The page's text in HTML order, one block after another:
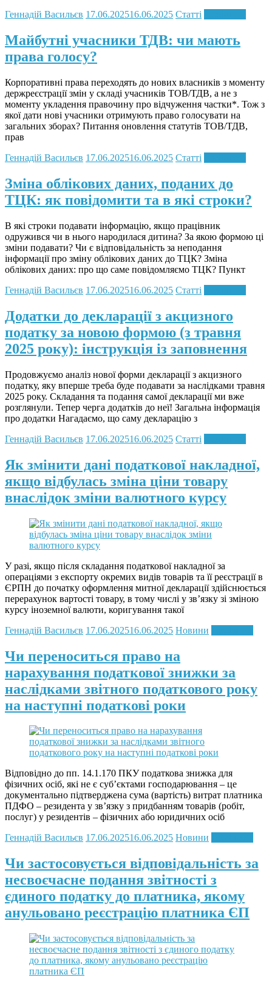
Геннадій Васильєв 17.06.202516.06.2025 Статті
Майбутні учасники ТДВ: чи мають
права голосу?
Корпоративні права переходять до нових власників з моменту
держреєстрації змін у складі учасників ТОВ/ТДВ, а не з
моменту укладення правочину про відчуження частки*. Тож з
якої дати нові учасники отримують право голосувати на
загальних зборах? Питання оновлення статутів ТОВ/ТДВ,
прав
Геннадій Васильєв 17.06.202516.06.2025 Статті
Зміна облікових даних, поданих до
ТЦК: як повідомити та в які строки?
В які строки подавати інформацію, якщо працівник
одружився чи в нього народилася дитина? За якою формою ці
зміни подавати? Чи є відповідальність за неподання
інформації про зміну облікових даних до ТЦК? Зміна
облікових даних: про що саме повідомляємо ТЦК? Пункт
Геннадій Васильєв 17.06.202516.06.2025 Статті
Додатки до декларації з акцизного
податку за новою формою (з травня
2025 року): інструкція із заповнення
Продовжуємо аналіз нової форми декларації з акцизного
податку, яку вперше треба буде подавати за наслідками травня
2025 року. Складання та подання самої декларації ми вже
розглянули. Тепер черга додатків до неї! Загальна інформація
про додатки Нагадаємо, що саму декларацію з
Геннадій Васильєв 17.06.202516.06.2025 Статті
Як змінити дані податкової накладної,
якщо відбулась зміна ціни товару
внаслідок зміни валютного курсу
У разі, якщо після складання податкової накладної за
операціями з експорту окремих видів товарів та її реєстрації в
ЄРПН до початку оформлення митної декларації здійснюється
перерахунок вартості товару, в тому числі у зв’язку зі зміною
курсу іноземної валюти, коригування такої
Геннадій Васильєв 17.06.202516.06.2025 Новини
Чи переноситься право на
нарахування податкової знижки за
наслідками звітного податкового року
на наступні податкові роки
Відповідно до пп. 14.1.170 ПКУ податкова знижка для
фізичних осіб, які не є суб’єктами господарювання – це
документально підтверджена сума (вартість) витрат платника
ПДФО – резидента у зв’язку з придбанням товарів (робіт,
послуг) у резидентів – фізичних або юридичних осіб
Геннадій Васильєв 17.06.202516.06.2025 Новини
Чи застосовується відповідальність за
несвоєчасне подання звітності з
єдиного податку до платника, якому
анульовано реєстрацію платника ЄП